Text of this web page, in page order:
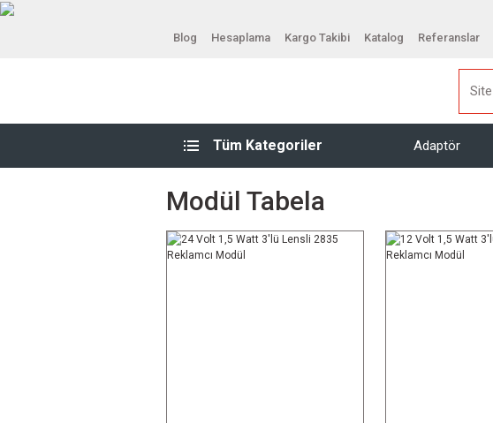
Blog Hesaplama Kargo Takibi Katalog Referanslar
Tüm Kategoriler Adaptör
Modül Tabela